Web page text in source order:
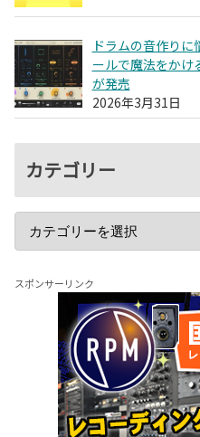
ドラムの音作りに
ールで魔法をか
が発売
2026年3月31日
カテゴリー
スポンサーリンク